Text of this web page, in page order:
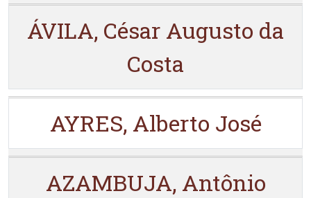
ÁVILA, César Augusto da
Costa
AYRES, Alberto José
AZAMBUJA, Antônio